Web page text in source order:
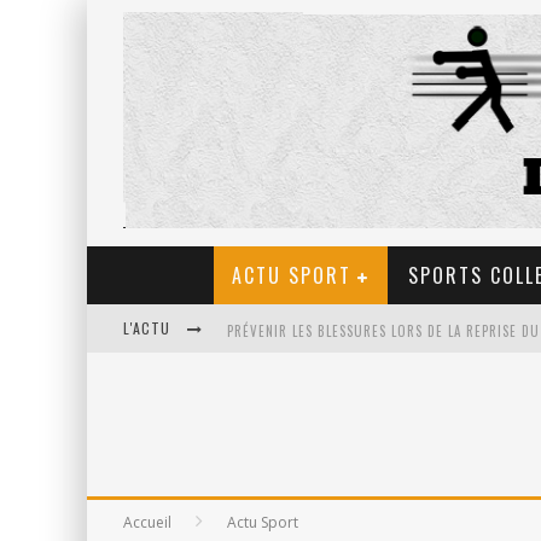
ACTU SPORT SPORTS
L'ACTU
Accueil Actu Sport